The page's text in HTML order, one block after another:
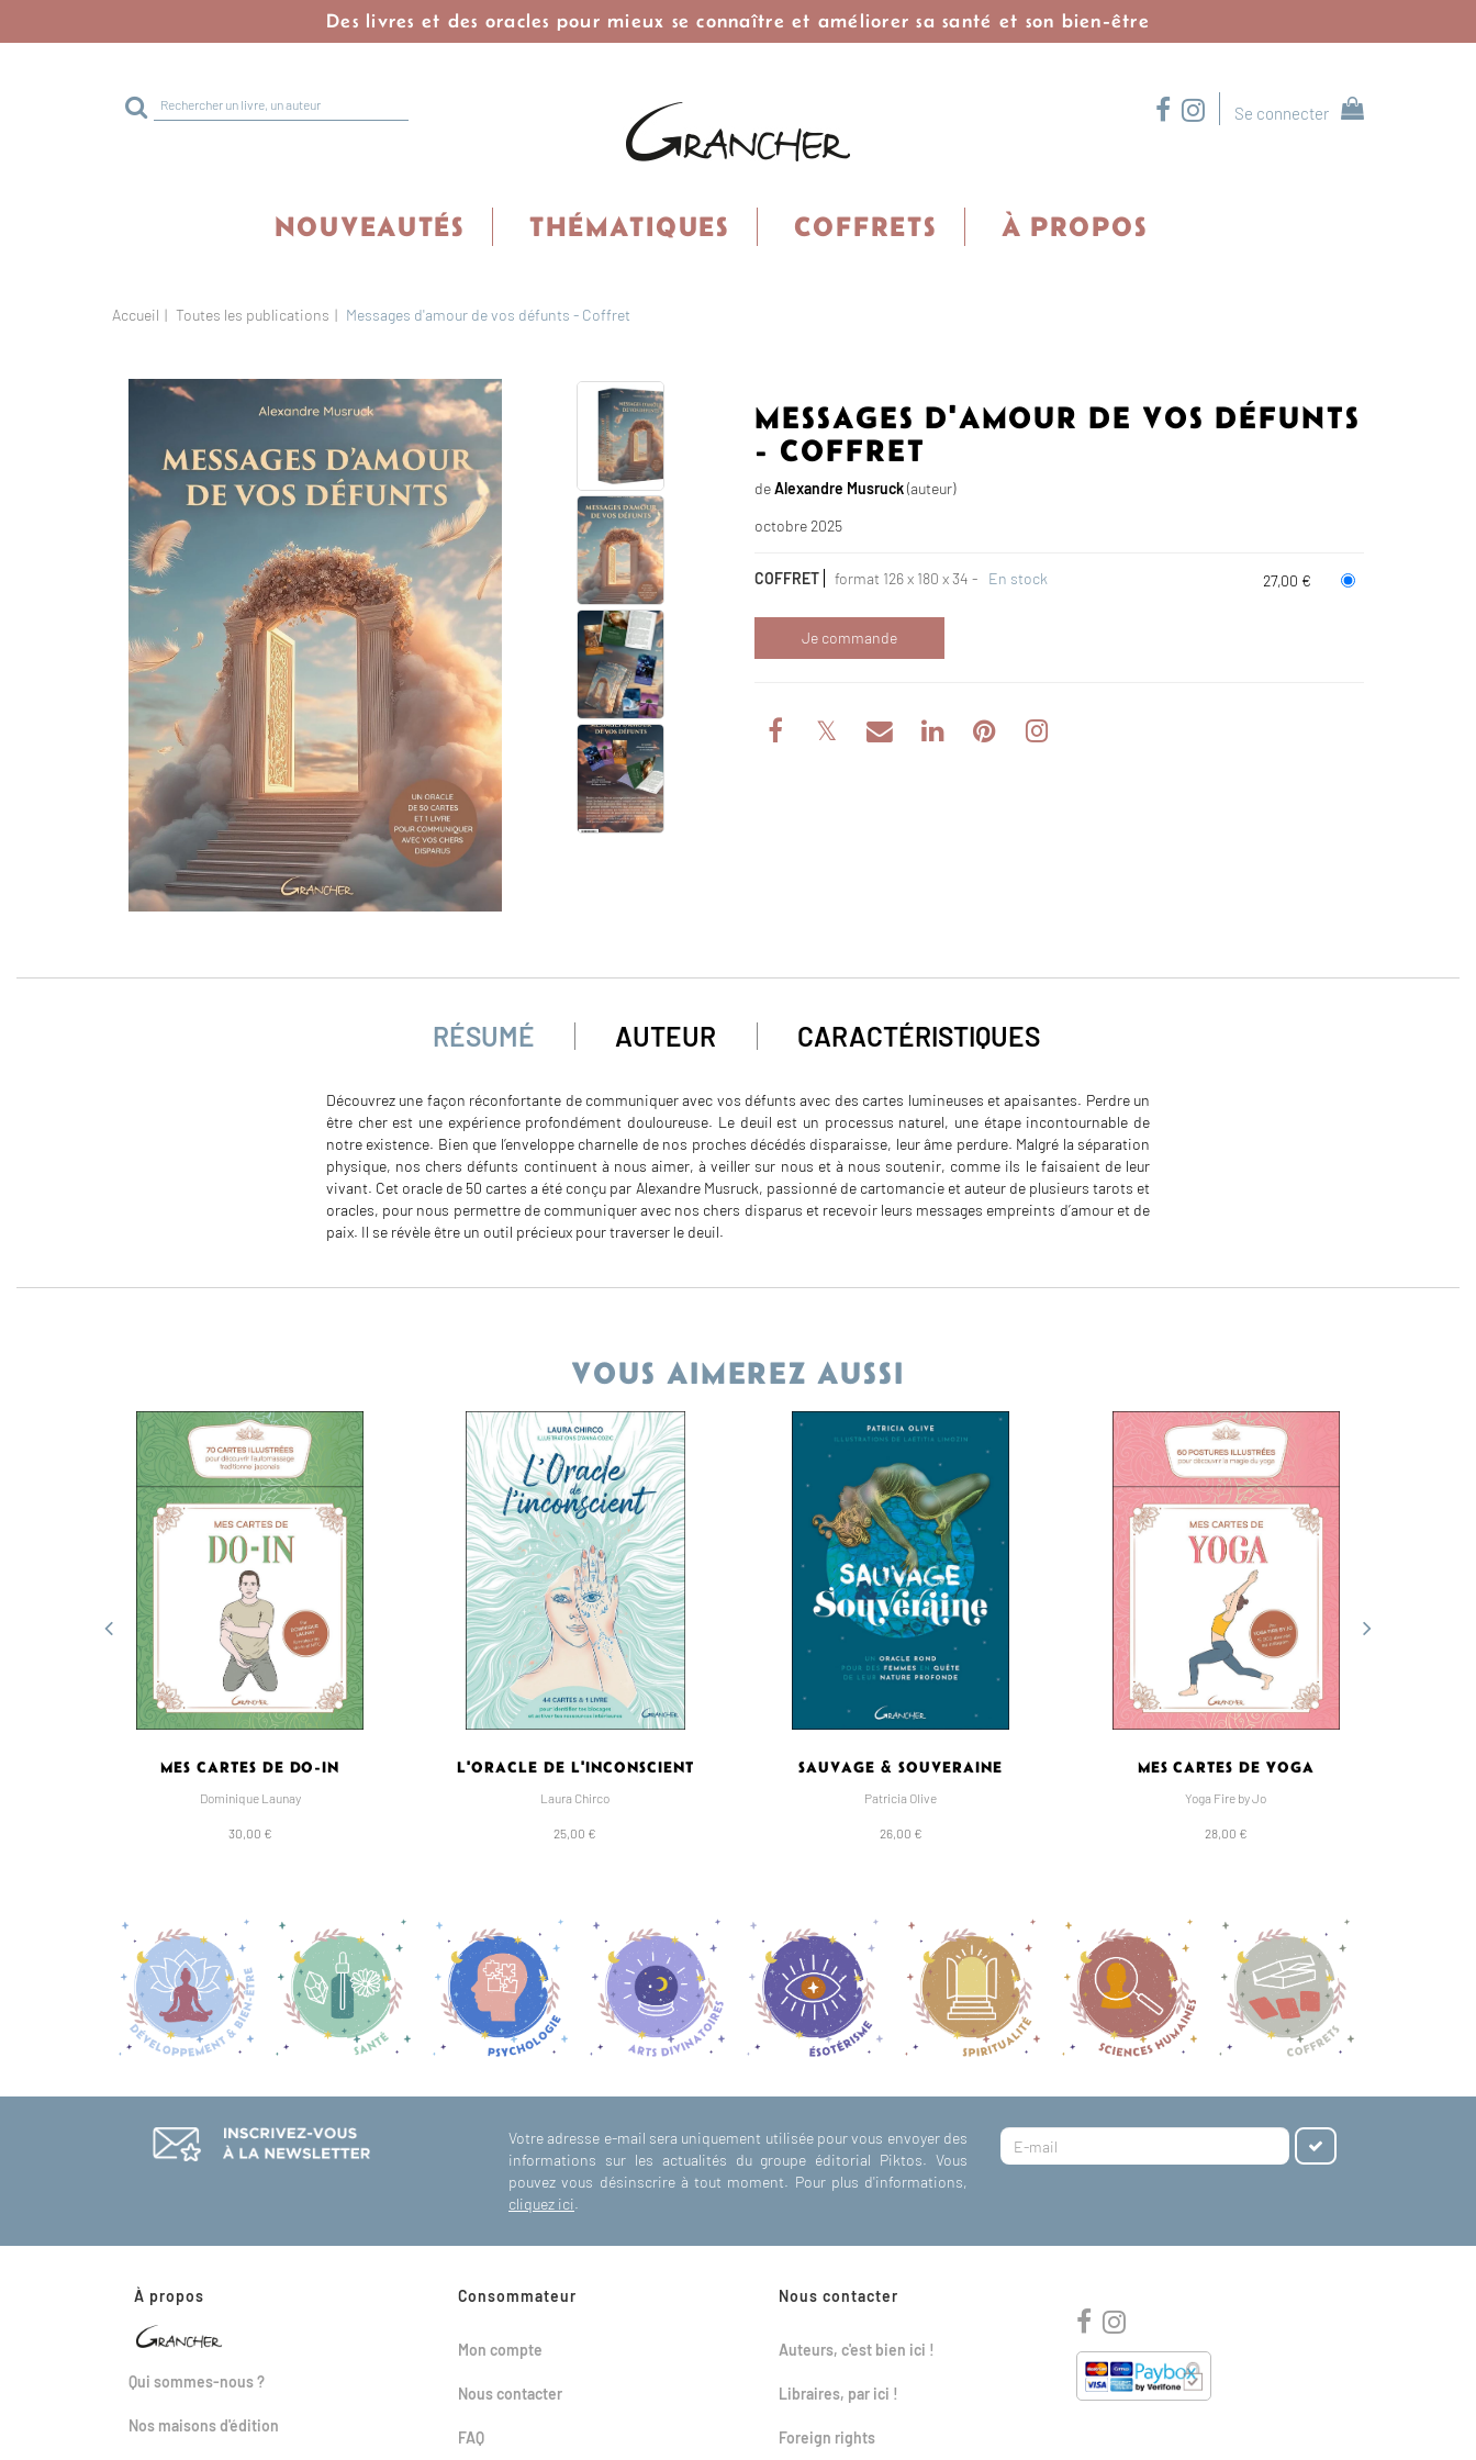
Des livres et des oracles pour mieux se connaître et améliorer sa santé et son bien-être
Rechercher
sur
Se connecter
NOUVEAUTÉS THÉMATIQUES COFFRETS À PROPOS
Accueil Toutes les publications Messages d'amour de vos défunts - Coffret
MESSAGES D'AMOUR DE VOS DÉFUNTS
- COFFRET
deAlexandre Musruck(auteur)
octobre 2025
COFFRET format 126 x 180 x 34 En stock 27,00 €
RÉSUMÉ AUTEUR CARACTÉRISTIQUES
Découvrez une façon réconfortante de communiquer avec vos défunts avec des cartes lumineuses et apaisantes. Perdre un
être cher est une expérience profondément douloureuse. Le deuil est un processus naturel, une étape incontournable de
notre existence. Bien que l’enveloppe charnelle de nos proches décédés disparaisse, leur âme perdure. Malgré la séparation
physique, nos chers défunts continuent à nous aimer, à veiller sur nous et à nous soutenir, comme ils le faisaient de leur
vivant. Cet oracle de 50 cartes a été conçu par Alexandre Musruck, passionné de cartomancie et auteur de plusieurs tarots et
oracles, pour nous permettre de communiquer avec nos chers disparus et recevoir leurs messages empreints d’amour et de
paix. Il se révèle être un outil précieux pour traverser le deuil.
VOUS AIMEREZ AUSSI
MES CARTES DE DO-IN
Dominique Launay
30,00 €
L'ORACLE DE L'INCONSCIENT
Laura Chirco
25,00 €
SAUVAGE & SOUVERAINE
Patricia Olive
26,00 €
MES CARTES DE YOGA
Yoga Fire by Jo
28,00 €
Votre adresse e-mail sera uniquement utilisée pour vous envoyer des
informations sur les actualités du groupe éditorial Piktos. Vous
pouvez vous désinscrire à tout moment. Pour plus d'informations,
cliquez ici.
À propos
Qui sommes-nous ?
Nos maisons d'édition
Consommateur
Mon compte
Nous contacter
FAQ
Nous contacter
Auteurs, c'est bien ici !
Libraires, par ici !
Foreign rights